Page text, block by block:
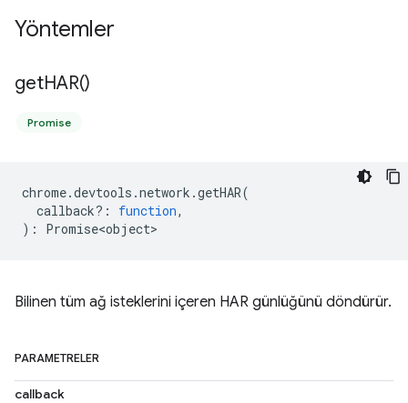
Yöntemler
getHAR()
Promise
chrome.devtools .network .getHAR(
callback? : function,
) : Promise<object>
Bilinen tüm ağ isteklerini içeren HAR günlüğünü döndürür.
PARAMETRELER
callback